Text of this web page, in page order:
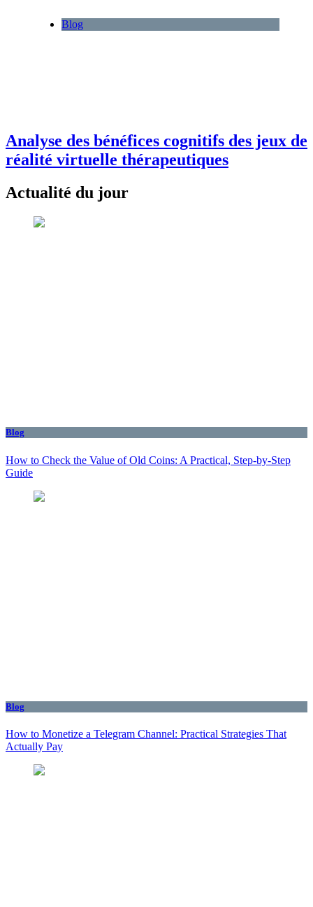
Blog
Analyse des bénéfices cognitifs des jeux de
réalité virtuelle thérapeutiques
Actualité du jour
Blog
How to Check the Value of Old Coins: A Practical, Step-by-Step
Guide
Blog
How to Monetize a Telegram Channel: Practical Strategies That
Actually Pay